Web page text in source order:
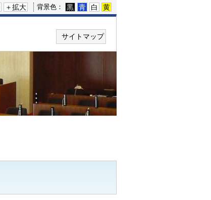
＋拡大 背景色： 黒 青 白 黄
サイトマップ